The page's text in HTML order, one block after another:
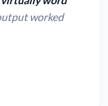
worked